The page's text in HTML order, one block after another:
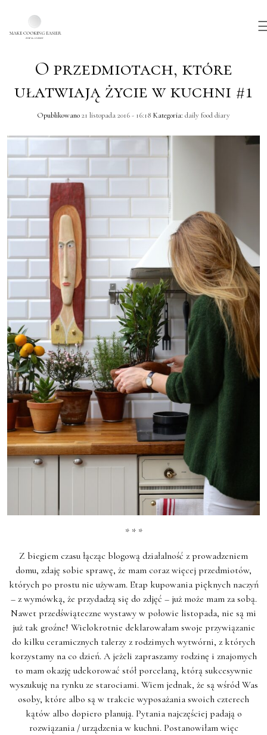
Skip to main content
O przedmiotach, które
ułatwiają życie w kuchni #1
Opublikowano21 listopada 2016 - 16:18 Kategoria: daily food diary
* * *
Z biegiem czasu łącząc blogową działalność z prowadzeniem
domu, zdaję sobie sprawę, że mam coraz więcej przedmiotów,
których po prostu nie używam. Etap kupowania pięknych naczyń
– z wymówką, że przydadzą się do zdjęć – już może mam za sobą.
Nawet przedświąteczne wystawy w połowie listopada, nie są mi
już tak groźne! Wielokrotnie deklarowałam swoje przywiązanie
do kilku ceramicznych talerzy z rodzimych wytwórni, z których
korzystamy na co dzień. A jeżeli zapraszamy rodzinę i znajomych
to mam okazję udekorować stół porcelaną, którą sukcesywnie
wyszukuję na rynku ze starociami. Wiem jednak, że są wśród Was
osoby, które albo są w trakcie wyposażania swoich czterech
kątów albo dopiero planują. Pytania najczęściej padają o
rozwiązania / urządzenia w kuchni. Postanowiłam więc